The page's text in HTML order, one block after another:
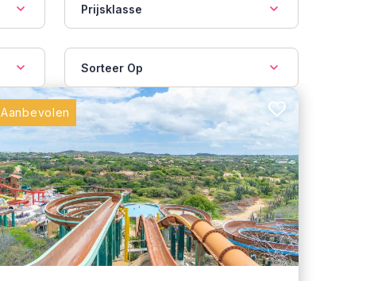
Prijsklasse
Sorteer Op
Aanbevolen